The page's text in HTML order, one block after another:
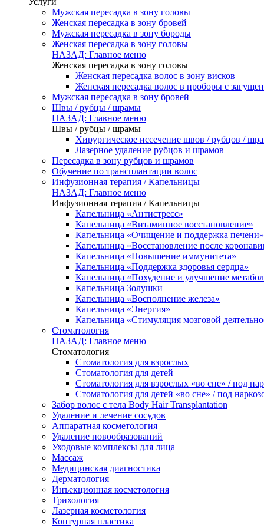
Мужская пересадка в зону головы
Женская пересадка в зону бровей
Мужская пересадка в зону бороды
Женская пересадка в зону головы
НАЗАД: Главное меню
Женская пересадка в зону головы
Женская пересадка волос в зону висков
Женская пересадка волос в проборы с
Мужская пересадка в зону бровей
Швы / рубцы / шрамы
НАЗАД: Главное меню
Швы / рубцы / шрамы
Хирургическое иссечение швов / рубцов /
Лазерное удаление рубцов и шрамов
Пересадка в зону рубцов и шрамов
Обучение по трансплантации волос
Инфузионная терапия / Капельницы
НАЗАД: Главное меню
Инфузионная терапия / Капельницы
Капельница «Антистресс»
Капельница «Витаминное восстановление»
Капельница «Очищение и поддержка печени»
Капельница «Восстановление после
Капельница «Повышение иммунитета»
Капельница «Поддержка здоровья сердца»
Капельница «Похудение и улучшение
Капельница Золушки
Капельница «Восполнение железа»
Капельница «Энергия»
Капельница «Стимуляция мозговой
Стоматология
НАЗАД: Главное меню
Стоматология
Стоматология для взрослых
Стоматология для детей
Стоматология для взрослых «во сне» / под
Стоматология для детей «во сне» / под
Забор волос с тела Body Hair Transplantation
Удаление и лечение сосудов
Аппаратная косметология
Удаление новообразований
Уходовые комплексы для лица
Массаж
Медицинская диагностика
Дерматология
Инъекционная косметология
Трихология
Лазерная косметология
Контурная пластика